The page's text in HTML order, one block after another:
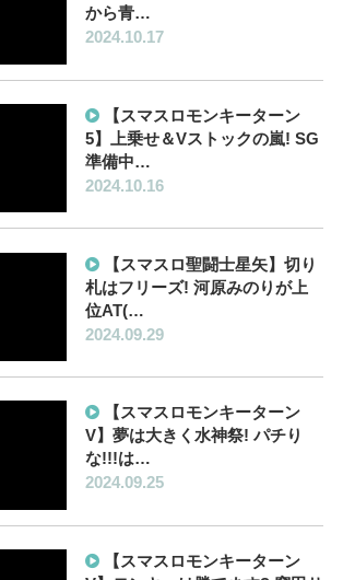
から青…
2024.10.17
【スマスロモンキーターン
5】上乗せ＆Vストックの嵐! SG
準備中…
2024.10.16
【スマスロ聖闘士星矢】切り
札はフリーズ! 河原みのりが上
位AT(…
2024.09.29
【スマスロモンキーターン
V】夢は大きく水神祭! パチり
な!!!は…
2024.09.25
【スマスロモンキーターン